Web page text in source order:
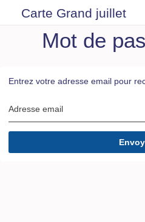
Carte Grand juillet
Mot de
Entrez votre adresse email pour
Adresse email